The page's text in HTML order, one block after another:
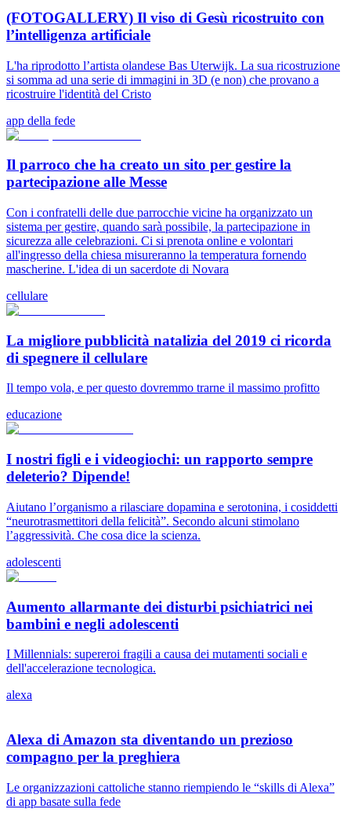
(FOTOGALLERY) Il viso di Gesù ricostruito con
l’intelligenza artificiale
L'ha riprodotto l’artista olandese Bas Uterwijk. La sua ricostruzione
si somma ad una serie di immagini in 3D (e non) che provano a
ricostruire l'identità del Cristo
app della fede
Il parroco che ha creato un sito per gestire la
partecipazione alle Messe
Con i confratelli delle due parrocchie vicine ha organizzato un
sistema per gestire, quando sarà possibile, la partecipazione in
sicurezza alle celebrazioni. Ci si prenota online e volontari
all'ingresso della chiesa misureranno la temperatura fornendo
mascherine. L'idea di un sacerdote di Novara
cellulare
La migliore pubblicità natalizia del 2019 ci ricorda
di spegnere il cellulare
Il tempo vola, e per questo dovremmo trarne il massimo profitto
educazione
I nostri figli e i videogiochi: un rapporto sempre
deleterio? Dipende!
Aiutano l’organismo a rilasciare dopamina e serotonina, i cosiddetti
“neurotrasmettitori della felicità”. Secondo alcuni stimolano
l’aggressività. Che cosa dice la scienza.
adolescenti
Aumento allarmante dei disturbi psichiatrici nei
bambini e negli adolescenti
I Millennials: supereroi fragili a causa dei mutamenti sociali e
dell'accelerazione tecnologica.
alexa
Alexa di Amazon sta diventando un prezioso
compagno per la preghiera
Le organizzazioni cattoliche stanno riempiendo le “skills di Alexa”
di app basate sulla fede